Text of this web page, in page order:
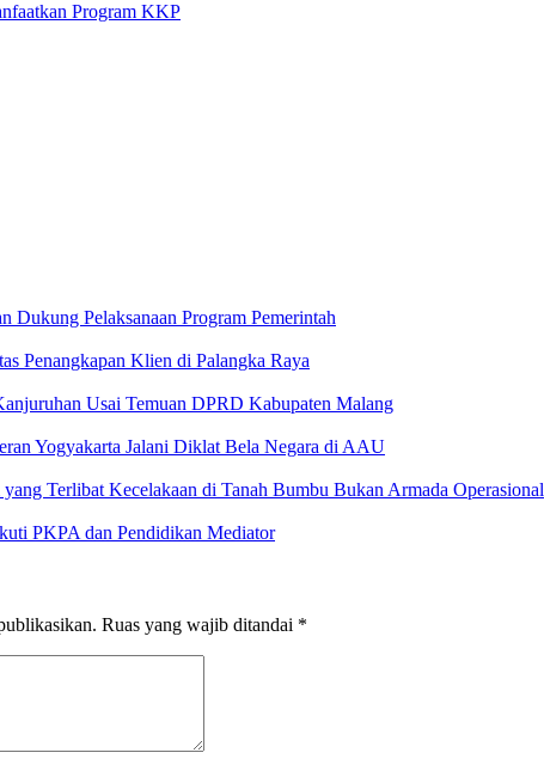
Program KKP
Dukung Pelaksanaan Program Pemerintah
Penangkapan Klien di Palangka Raya
Usai Temuan DPRD Kabupaten Malang
Yogyakarta Jalani Diklat Bela Negara di AAU
Terlibat Kecelakaan di Tanah Bumbu Bukan Armada Operasional
PKPA dan Pendidikan Mediator
Ruas yang wajib ditandai *